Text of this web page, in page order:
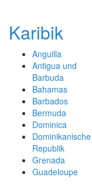
Karibik
Anguilla
Antigua und
Barbuda
Bahamas
Barbados
Bermuda
Dominica
Dominikanische
Republik
Grenada
Guadeloupe